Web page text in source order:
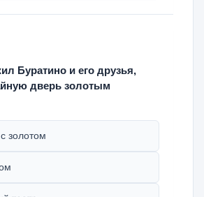
Буратино и его друзья,
дверь золотым
золотом